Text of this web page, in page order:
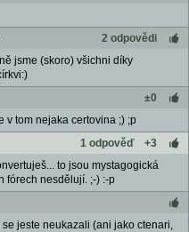
2 odpovědi
jsme (skoro) všichni díky
±0
v tom nejaka certovina ;) ;p
1 odpověď
+3
to jsou mystagogická
fórech nesdělují. ;-) :-p
jeste neukazali (ani jako ctenari,